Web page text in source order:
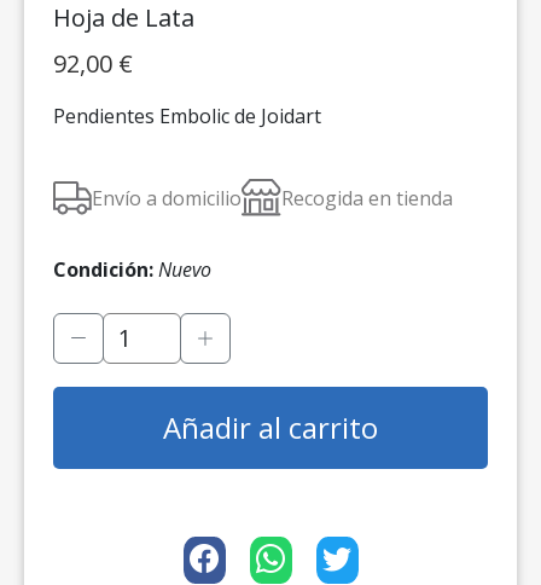
Hoja de Lata
92,00 €
Pendientes Embolic de Joidart
Envío a domicilio Recogida en tienda
Condición:Nuevo
Añadir al carrito